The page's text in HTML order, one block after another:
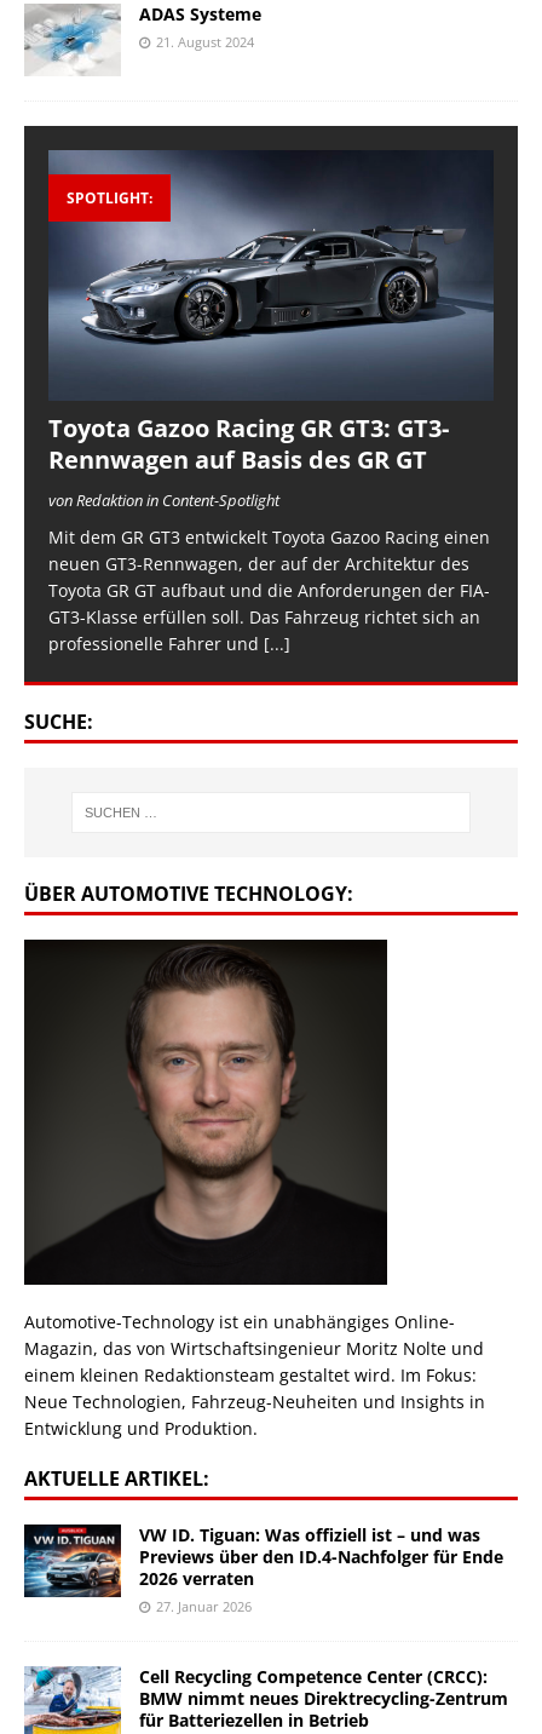
ADAS Systeme
21. August 2024
SPOTLIGHT:
Toyota Gazoo Racing GR GT3: GT3-
Rennwagen auf Basis des GR GT
von Redaktion in Content-Spotlight
Mit dem GR GT3 entwickelt Toyota Gazoo Racing einen
neuen GT3-Rennwagen, der auf der Architektur des
Toyota GR GT aufbaut und die Anforderungen der FIA-
GT3-Klasse erfüllen soll. Das Fahrzeug richtet sich an
professionelle Fahrer und [...]
SUCHE:
ÜBER AUTOMOTIVE TECHNOLOGY:
Automotive-Technology ist ein unabhängiges Online-
Magazin, das von Wirtschaftsingenieur Moritz Nolte und
einem kleinen Redaktionsteam gestaltet wird. Im Fokus:
Neue Technologien, Fahrzeug-Neuheiten und Insights in
Entwicklung und Produktion.
AKTUELLE ARTIKEL:
VW ID. Tiguan: Was offiziell ist – und was
Previews über den ID.4-Nachfolger für Ende
2026 verraten
27. Januar 2026
Cell Recycling Competence Center (CRCC):
BMW nimmt neues Direktrecycling-Zentrum
für Batteriezellen in Betrieb